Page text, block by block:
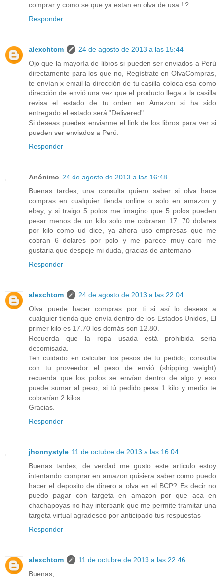
comprar y como se que ya estan en olva de usa ! ?
Responder
alexchtom
24 de agosto de 2013 a las 15:44
Ojo que la mayoría de libros si pueden ser enviados a Perú
directamente para los que no, Regístrate en OlvaCompras,
te envían x email la dirección de tu casilla coloca esa como
dirección de envió una vez que el producto llega a la casilla
revisa el estado de tu orden en Amazon si ha sido
entregado el estado será "Delivered".
Si deseas puedes enviarme el link de los libros para ver si
pueden ser enviados a Perú.
Responder
Anónimo 24 de agosto de 2013 a las 16:48
Buenas tardes, una consulta quiero saber si olva hace
compras en cualquier tienda online o solo en amazon y
ebay, y si traigo 5 polos me imagino que 5 polos pueden
pesar menos de un kilo solo me cobraran 17. 70 dolares
por kilo como ud dice, ya ahora uso empresas que me
cobran 6 dolares por polo y me parece muy caro me
gustaria que despeje mi duda, gracias de antemano
Responder
alexchtom
24 de agosto de 2013 a las 22:04
Olva puede hacer compras por ti si así lo deseas a
cualquier tienda que envía dentro de los Estados Unidos, El
primer kilo es 17.70 los demás son 12.80.
Recuerda que la ropa usada está prohibida seria
decomisada.
Ten cuidado en calcular los pesos de tu pedido, consulta
con tu proveedor el peso de envió (shipping weight)
recuerda que los polos se envían dentro de algo y eso
puede sumar al peso, si tú pedido pesa 1 kilo y medio te
cobrarían 2 kilos.
Gracias.
Responder
jhonnystyle 11 de octubre de 2013 a las 16:04
Buenas tardes, de verdad me gusto este articulo estoy
intentando comprar en amazon quisiera saber como puedo
hacer el deposito de dinero a olva en el BCP? Es decir no
puedo pagar con targeta en amazon por que aca en
chachapoyas no hay interbank que me permite tramitar una
targeta virtual agradesco por anticipado tus respuestas
Responder
alexchtom
11 de octubre de 2013 a las 22:46
Buenas,